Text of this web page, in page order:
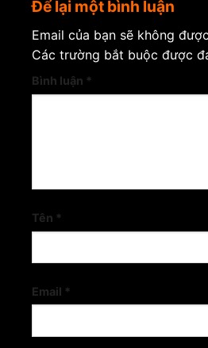
Để lại một bình luận
Email của bạn sẽ không
Các trường bắt buộc được
Bình luận *
Tên *
Email *